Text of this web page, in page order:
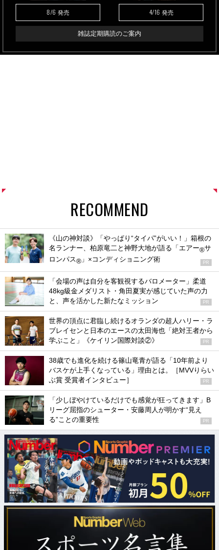
8/6 発売 4/16 発売
雑誌定期購読のご案内
RECOMMEND
《山の神対談》「やっぱり“タイパ”がいい！」箱根の
名ランナー、柏原竜二と神野大地が語る「エアー®サ
ロンパス® 」×コンディショニング術 PR
「会場の声は自分を客観視するバロメーター」柔道
48kg級金メダリスト・角田夏実が感じていた声の力
と、声を活かした新たなミッション
PR
世界の頂点に君臨し続けるオランダの超人ハリー・ラ
ブレイセンと日本のエースの太田海也「絶対王者から
学ぶこと」《ケイリン国際対談②》
PR
38歳でも進化を続ける篠山竜青が語る「10年前より
バスケが上手くなっている」理由とは。［MVVりらい
ぶ賞 受賞者インタビュー］
PR
「少しぼやけているだけでも感覚が狂ってきます」B
リーグ屈指のシューター・安藤周人が明かす“見え
る”ことの重要性
PR